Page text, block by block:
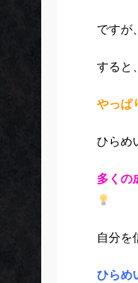
ですが
すると
やっぱ
ひらめ
多くの
自分を
ひらめ